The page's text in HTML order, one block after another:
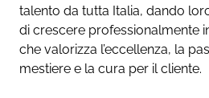
talento da tutta Italia, dando
di crescere professionalmente
che valorizza l’eccellenza, la
mestiere e la cura per il cliente.